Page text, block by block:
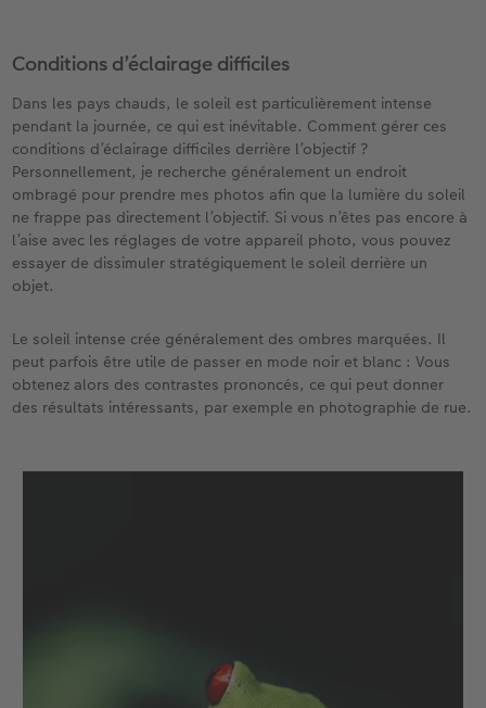
Couverture en cuir et en lin
Premières étapes
Possibilités de commande
Exemples
Témoignages clients
Accessoires
Autocollants photo
Tirages immédiats
Photo d’identité
Accessoires
Photo sous plexi
Photo sur alu-dibond
Photo sur bois
Tableau photo Prestige
Photo sur carton mousse
Conseils décoration murale
Accessoires
Cartes postales
Carte à l’unité
Faber-Castell
Tirages créatifs
Boîte cadeau photo
Idées de cadeaux
Carte cadeau CEWE
Nouveautés
Coques en bois
Coques avec cordon
Avec design
Calendrier mural A3
Calendrier de bureau carré
Accessoires
Photo polyptique
Photos d’identité biométriques
Trouvez un magasin
Cadeaux photo pour Pâques
pour les jeunes mariés
pour l’EVJF
Témoignages
App
Conditions d’éclairage difficiles
Dans les pays chauds, le soleil est particulièrement intense
pendant la journée, ce qui est inévitable. Comment gérer ces
conditions d’éclairage difficiles derrière l’objectif ?
Personnellement, je recherche généralement un endroit
ombragé pour prendre mes photos afin que la lumière du soleil
ne frappe pas directement l’objectif. Si vous n’êtes pas encore à
l’aise avec les réglages de votre appareil photo, vous pouvez
essayer de dissimuler stratégiquement le soleil derrière un
objet.
Le soleil intense crée généralement des ombres marquées. Il
peut parfois être utile de passer en mode noir et blanc : Vous
obtenez alors des contrastes prononcés, ce qui peut donner
des résultats intéressants, par exemple en photographie de rue.